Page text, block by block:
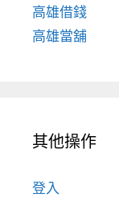
高雄借錢
高雄當舖
其他操作
登入